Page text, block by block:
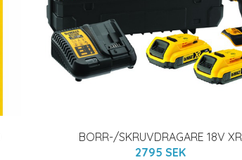
BORR-/SKRUVDRAGARE 18V XR
2795 SEK